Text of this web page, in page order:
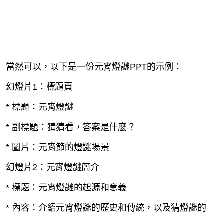
當然可以，以下是一份元宵燈謎PPT的示例：
幻燈片1：標題頁
* 標題：元宵燈謎
* 副標題：猜猜看，答案是什麼？
* 圖片：元宵節的燈謎場景
幻燈片2：元宵燈謎簡介
* 標題：元宵燈謎的起源和意義
* 內容：介紹元宵燈謎的歷史和傳統，以及猜燈謎的